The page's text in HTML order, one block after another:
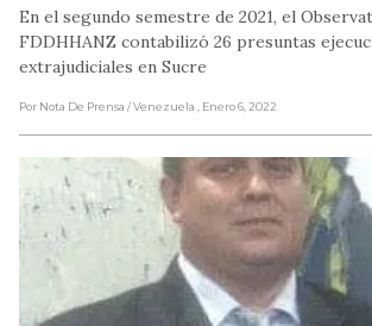
En el segundo semestre de 2021, el
FDDHHANZ contabilizó 26 presuntas
extrajudiciales en Sucre
Por Nota De Prensa / Venezuela , Enero 6, 2022